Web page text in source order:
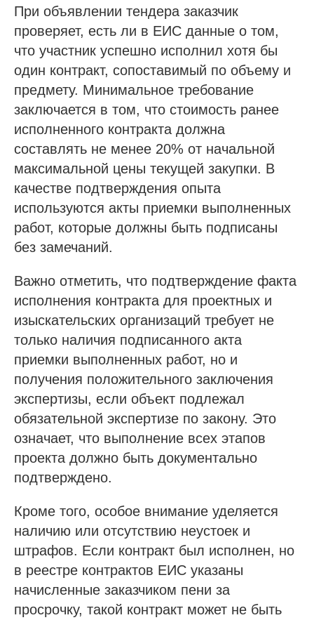
При объявлении тендера заказчик
проверяет, есть ли в ЕИС данные о том,
что участник успешно исполнил хотя бы
один контракт, сопоставимый по объему и
предмету. Минимальное требование
заключается в том, что стоимость ранее
исполненного контракта должна
составлять не менее 20% от начальной
максимальной цены текущей закупки. В
качестве подтверждения опыта
используются акты приемки выполненных
работ, которые должны быть подписаны
без замечаний.
Важно отметить, что подтверждение факта
исполнения контракта для проектных и
изыскательских организаций требует не
только наличия подписанного акта
приемки выполненных работ, но и
получения положительного заключения
экспертизы, если объект подлежал
обязательной экспертизе по закону. Это
означает, что выполнение всех этапов
проекта должно быть документально
подтверждено.
Кроме того, особое внимание уделяется
наличию или отсутствию неустоек и
штрафов. Если контракт был исполнен, но
в реестре контрактов ЕИС указаны
начисленные заказчиком пени за
просрочку, такой контракт может не быть